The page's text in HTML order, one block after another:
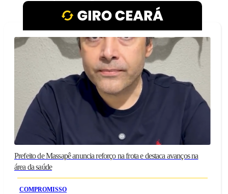
Prefeito de Massapê anuncia reforço na frota e destaca avanços na
área da saúde
COMPROMISSO